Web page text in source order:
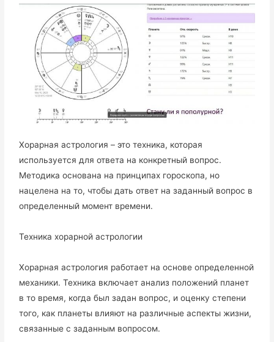
Хорарная астрология – это техника, которая
используется для ответа на конкретный вопрос.
Методика основана на принципах гороскопа, но
нацелена на то, чтобы дать ответ на заданный вопрос в
определенный момент времени.
Техника хорарной астрологии
Хорарная астрология работает на основе определенной
механики. Техника включает анализ положений планет
в то время, когда был задан вопрос, и оценку степени
того, как планеты влияют на различные аспекты жизни,
связанные с заданным вопросом.